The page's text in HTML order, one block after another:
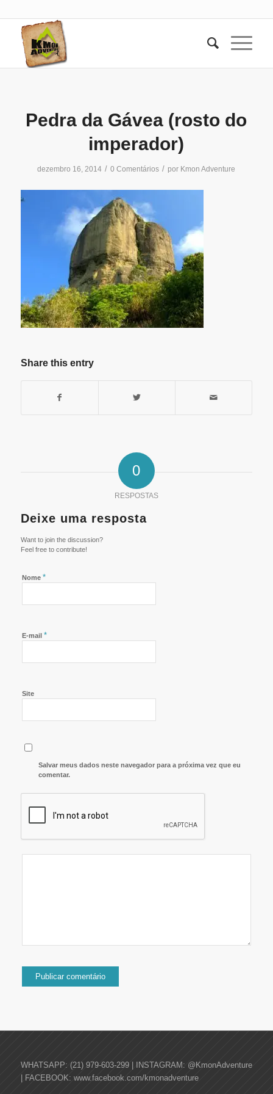
Pedra da Gávea (rosto do
imperador)
dezembro 16, 2014 / 0 Comentários / por Kmon Adventure
Share this entry
0
RESPOSTAS
Deixe uma resposta
Want to join the discussion?
Feel free to contribute!
Nome *
E-mail *
Site
Salvar meus dados neste navegador para a próxima vez que eu
comentar.
WHATSAPP: (21) 979-603-299 | INSTAGRAM: @KmonAdventure
| FACEBOOK: www.facebook.com/kmonadventure